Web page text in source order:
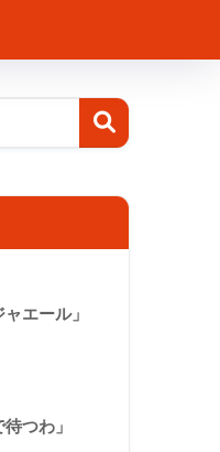
エール」
つわ」